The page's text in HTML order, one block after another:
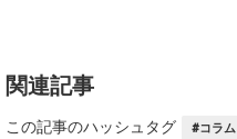
関連記事
この記事のハッシュタグ #コラム